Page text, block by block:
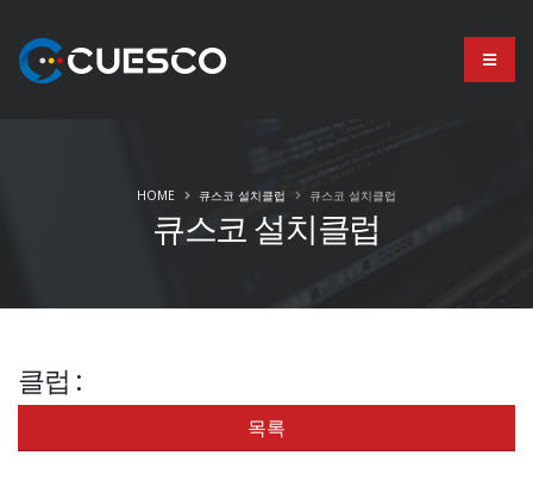
큐스코 설치클럽
HOME 큐스코 설치클럽 큐스코 설치클럽
클럽 :
목록